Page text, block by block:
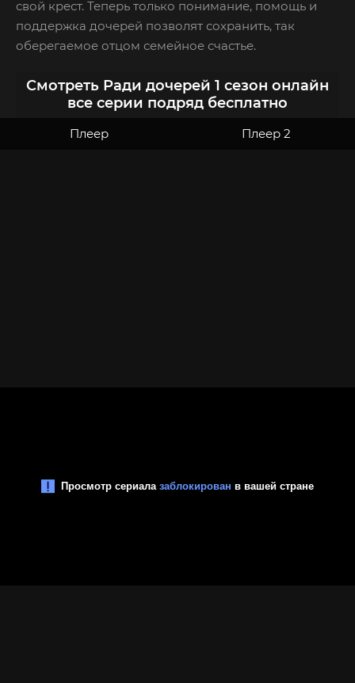
свой крест. Теперь только понимание, помощь и
поддержка дочерей позволят сохранить, так
оберегаемое отцом семейное счастье.
Смотреть Ради дочерей 1 сезон онлайн
все серии подряд бесплатно
Плеер Плеер 2